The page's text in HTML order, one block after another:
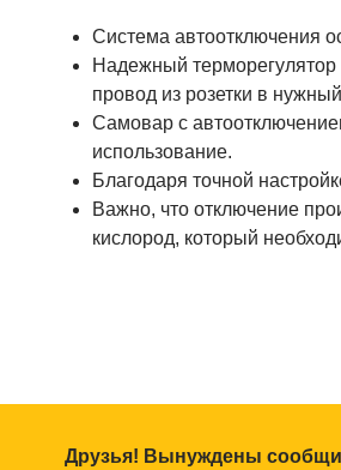
Система автоотключения
Надежный терморегулятор
провод из розетки в
Самовар с
использование.
Благодаря точной
Важно, что отключение
кислород, который
Друзья! Вынуждены